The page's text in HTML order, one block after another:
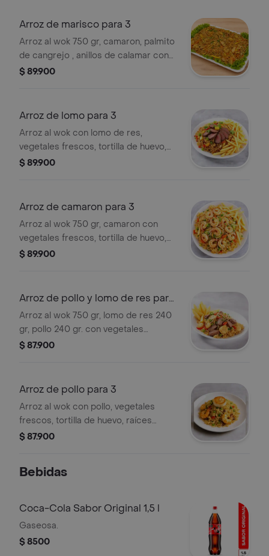
Arroz de marisco para 3
Arroz al wok 750 gr, camaron, palmito
de cangrejo , anillos de calamar con
vegetales frescos, tortilla de huevo,
$ 89.900
Arroz de lomo para 3
Arroz al wok con lomo de res,
vegetales frescos, tortilla de huevo,
raíces chinas, salsa de soya y ostra,
$ 89.900
Arroz de camaron para 3
Arroz al wok 750 gr, camaron con
vegetales frescos, tortilla de huevo,
raices china, soya, ostra, aceite de
$ 89.900
Arroz de pollo y lomo de res para
3
Arroz al wok 750 gr, lomo de res 240
gr, pollo 240 gr. con vegetales
frescos, tortilla de huevo, raices
$ 87.900
Arroz de pollo para 3
Arroz al wok con pollo, vegetales
frescos, tortilla de huevo, raíces
chinas, salsa de soya y aceite de
$ 87.900
Bebidas
Coca-Cola Sabor Original 1,5 l
Gaseosa.
$ 8500